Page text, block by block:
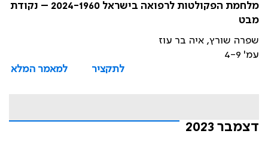
מלחמת הפקולטות לרפואה בישראל 2024-1960 – נקודת
מבט
שפרה שורץ, איה בר עוז
עמ' 4-9
לתקציר
למאמר המלא
דצמבר 2023